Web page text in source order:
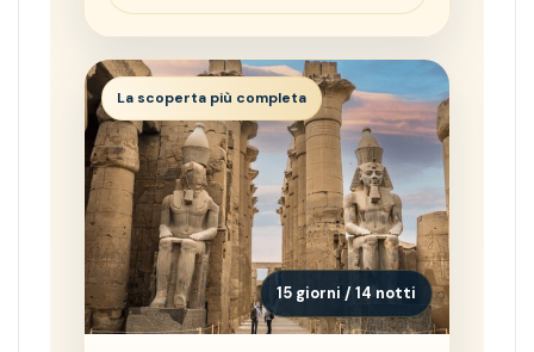
La scoperta più completa
15 giorni / 14 notti